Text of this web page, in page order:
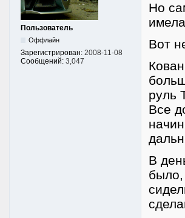
Пользователь
Оффлайн
Зарегистрирован: 2008-11-08
Сообщений: 3,047
Но
Вот
руль
Все
В
было,